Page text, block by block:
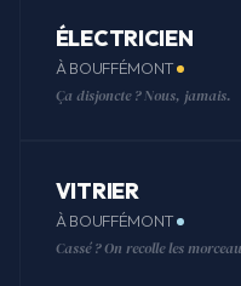
ÉLECTRICIEN
À BOUFFÉMONT
Ça disjoncte ? Nous, jamais.
VITRIER
À BOUFFÉMONT
Cassé ? On recolle les